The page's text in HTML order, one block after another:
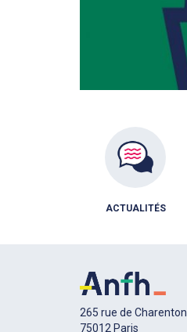
ACTUALITÉS
265 rue de Charenton
75012 Paris